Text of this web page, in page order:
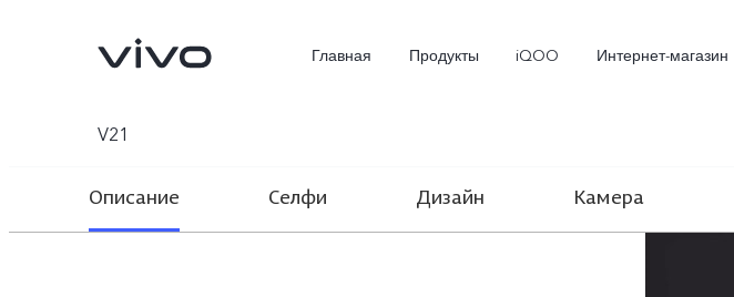
Главная Продукты iQOO Интернет-магазин
V21
Описание Селфи Дизайн Камера